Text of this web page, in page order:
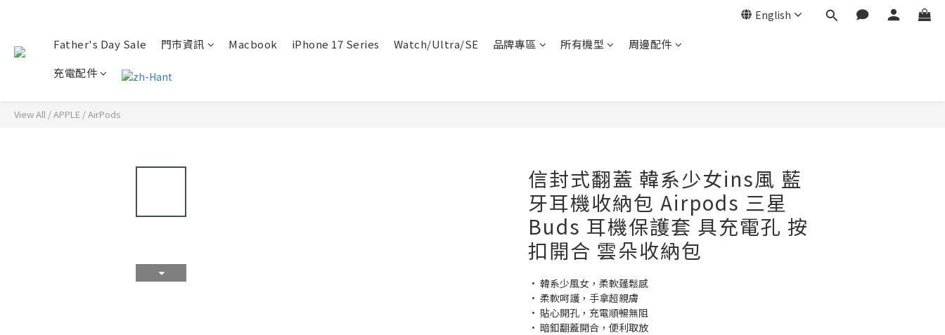
English
Father's Day Sale 門市資訊 Macbook iPhone 17 Series Watch/Ultra/SE 品牌專區 所有機型
周邊配件
充電配件
View All /APPLE /AirPods
信封式翻蓋 韓系少女ins風 藍
牙耳機收納包 Airpods 三星
Buds 耳機保護套 具充電孔 按
扣開合 雲朵收納包
• 韓系少風女，柔軟蓬鬆感
• 柔軟呵護，手拿超親膚
• 貼心開孔，充電順暢無阻
• 暗釦翻蓋開合，便利取放